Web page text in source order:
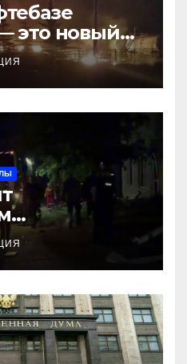
это новый
фронта?
Рубио